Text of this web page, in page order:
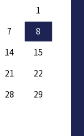
1
7
8
14
15
21
22
28
29